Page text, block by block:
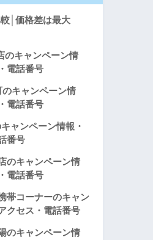
│価格差は最大
キャンペーン情
電話番号
キャンペーン情
電話番号
ャンペーン情報・
番号
のキャンペーン情
電話番号
コーナーのキャン
クセス・電話番号
のキャンペーン情